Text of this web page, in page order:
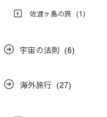
佐渡ヶ島の旅 (1)
宇宙の法則 (6)
海外旅行 (27)